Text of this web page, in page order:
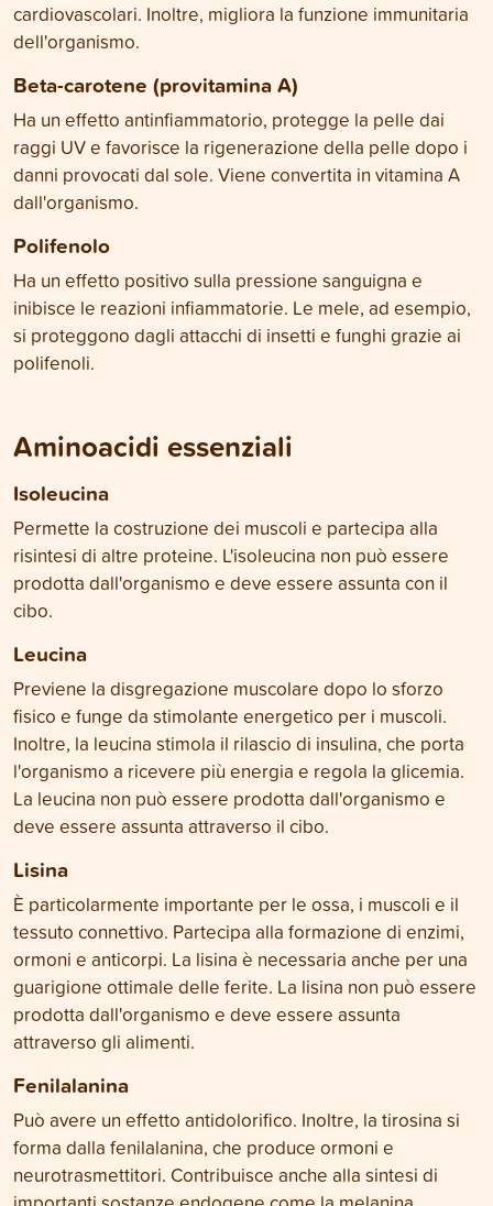
cardiovascolari. Inoltre, migliora la funzione immunitaria
dell'organismo.
Beta-carotene (provitamina A)
Ha un effetto antinfiammatorio, protegge la pelle dai
raggi UV e favorisce la rigenerazione della pelle dopo i
danni provocati dal sole. Viene convertita in vitamina A
dall'organismo.
Polifenolo
Ha un effetto positivo sulla pressione sanguigna e
inibisce le reazioni infiammatorie. Le mele, ad esempio,
si proteggono dagli attacchi di insetti e funghi grazie ai
polifenoli.
Aminoacidi essenziali
Isoleucina
Permette la costruzione dei muscoli e partecipa alla
risintesi di altre proteine. L'isoleucina non può essere
prodotta dall'organismo e deve essere assunta con il
cibo.
Leucina
Previene la disgregazione muscolare dopo lo sforzo
fisico e funge da stimolante energetico per i muscoli.
Inoltre, la leucina stimola il rilascio di insulina, che porta
l'organismo a ricevere più energia e regola la glicemia.
La leucina non può essere prodotta dall'organismo e
deve essere assunta attraverso il cibo.
Lisina
È particolarmente importante per le ossa, i muscoli e il
tessuto connettivo. Partecipa alla formazione di enzimi,
ormoni e anticorpi. La lisina è necessaria anche per una
guarigione ottimale delle ferite. La lisina non può essere
prodotta dall'organismo e deve essere assunta
attraverso gli alimenti.
Fenilalanina
Può avere un effetto antidolorifico. Inoltre, la tirosina si
forma dalla fenilalanina, che produce ormoni e
neurotrasmettitori. Contribuisce anche alla sintesi di